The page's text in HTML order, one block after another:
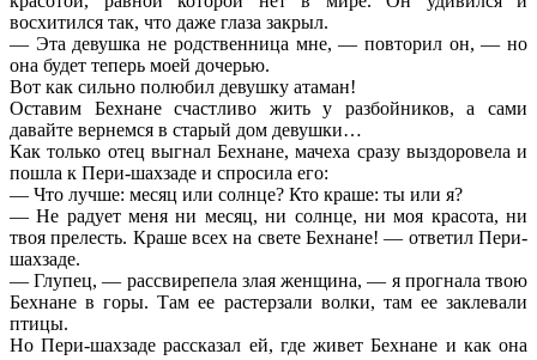
восхитился так, что даже глаза закрыл.
— Эта девушка не родственница мне, — повторил он, — но
она будет теперь моей дочерью.
Вот как сильно полюбил девушку атаман!
Оставим Бехнане счастливо жить у разбойников, а сами
давайте вернемся в старый дом девушки…
Как только отец выгнал Бехнане, мачеха сразу выздоровела и
пошла к Пери-шахзаде и спросила его:
— Что лучше: месяц или солнце? Кто краше: ты или я?
— Не радует меня ни месяц, ни солнце, ни моя красота, ни
твоя прелесть. Краше всех на свете Бехнане! — ответил Пери-
шахзаде.
— Глупец, — рассвирепела злая женщина, — я прогнала твою
Бехнане в горы. Там ее растерзали волки, там ее заклевали
птицы.
Но Пери-шахзаде рассказал ей, где живет Бехнане и как она